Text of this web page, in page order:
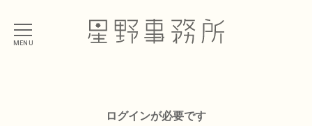
ログインが必要です
MENU